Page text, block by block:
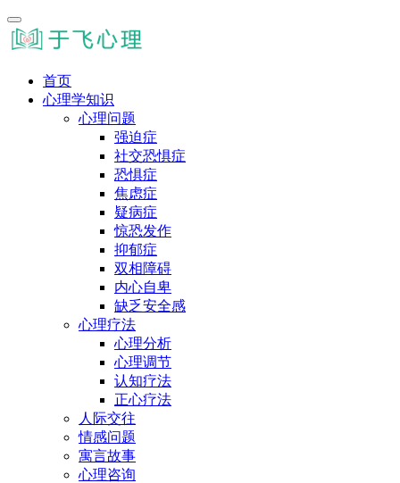
首页
心理学知识
心理问题
强迫症
社交恐惧症
恐惧症
焦虑症
疑病症
惊恐发作
抑郁症
双相障碍
内心自卑
缺乏安全感
心理疗法
心理分析
心理调节
认知疗法
正心疗法
人际交往
情感问题
寓言故事
心理咨询